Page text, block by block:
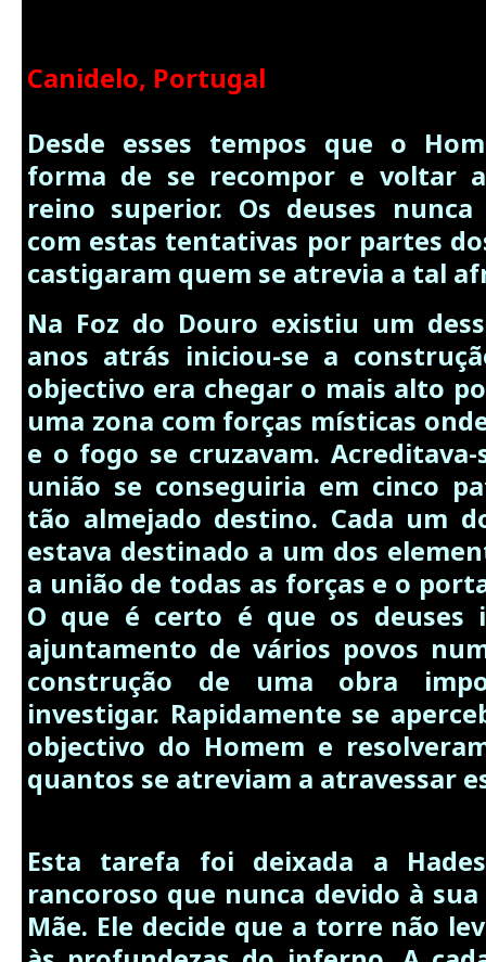
Canidelo, Portugal
Desde esses tempos que o
forma de se recompor e voltar
reino superior. Os deuses
com estas tentativas por partes
castigaram quem se atrevia a tal
Na Foz do Douro existiu um
anos atrás iniciou-se a
objectivo era chegar o mais alto
uma zona com forças místicas
e o fogo se cruzavam.
união se conseguiria em cinco
tão almejado destino. Cada um
estava destinado a um dos
a união de todas as forças e o
O que é certo é que os deuses
ajuntamento de vários povos
construção de uma obra
investigar. Rapidamente se
objectivo do Homem e
quantos se atreviam a atravessar
Esta tarefa foi deixada a
rancoroso que nunca devido à
Mãe. Ele decide que a torre não